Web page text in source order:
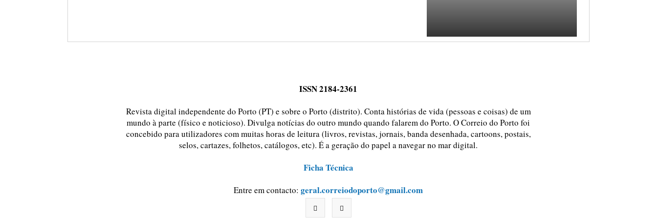
ISSN 2184-2361
Revista digital independente do Porto (PT) e sobre o Porto (distrito). Conta histórias de vida (pessoas e coisas) de um
mundo à parte (físico e noticioso). Divulga notícias do outro mundo quando falarem do Porto. O Correio do Porto foi
concebido para utilizadores com muitas horas de leitura (livros, revistas, jornais, banda desenhada, cartoons, postais,
selos, cartazes, folhetos, catálogos, etc). É a geração do papel a navegar no mar digital.
Ficha Técnica
Entre em contacto:geral.correiodoporto@gmail.com